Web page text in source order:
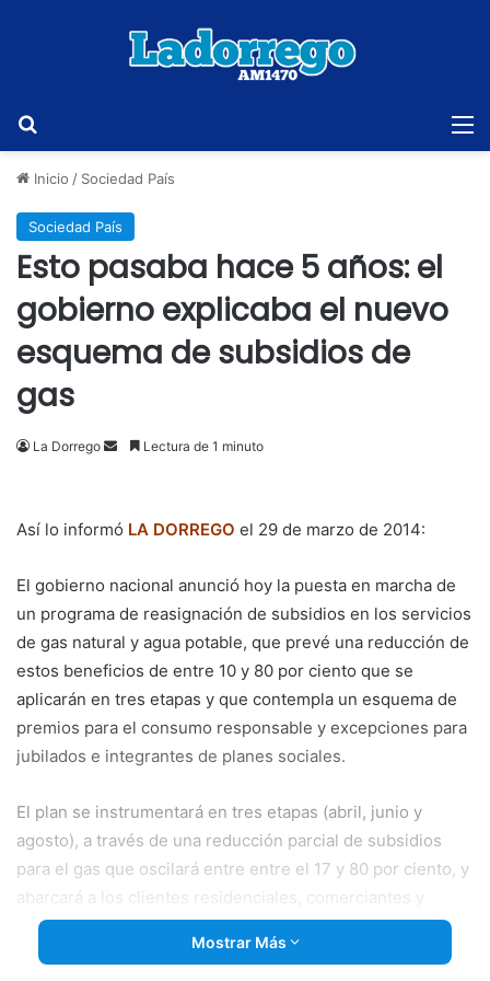
Inicio / Sociedad País
Sociedad País
Esto pasaba hace 5 años: el
gobierno explicaba el nuevo
esquema de subsidios de
gas
La Dorrego
SendLectura de 1 minuto
Así lo informó LA DORREGO el 29 de marzo de 2014:
El gobierno nacional anunció hoy la puesta en marcha de
un programa de reasignación de subsidios en los servicios
de gas natural y agua potable, que prevé una reducción de
estos beneficios de entre 10 y 80 por ciento que se
aplicarán en tres etapas y que contempla un esquema de
premios para el consumo responsable y excepciones para
jubilados e integrantes de planes sociales.
El plan se instrumentará en tres etapas (abril, junio y
agosto), a través de una reducción parcial de subsidios
para el gas que oscilará entre entre el 17 y 80 por ciento, y
abarcará a los clientes residenciales, comerciantes y
usuarios de GNC.
Mostrar Más